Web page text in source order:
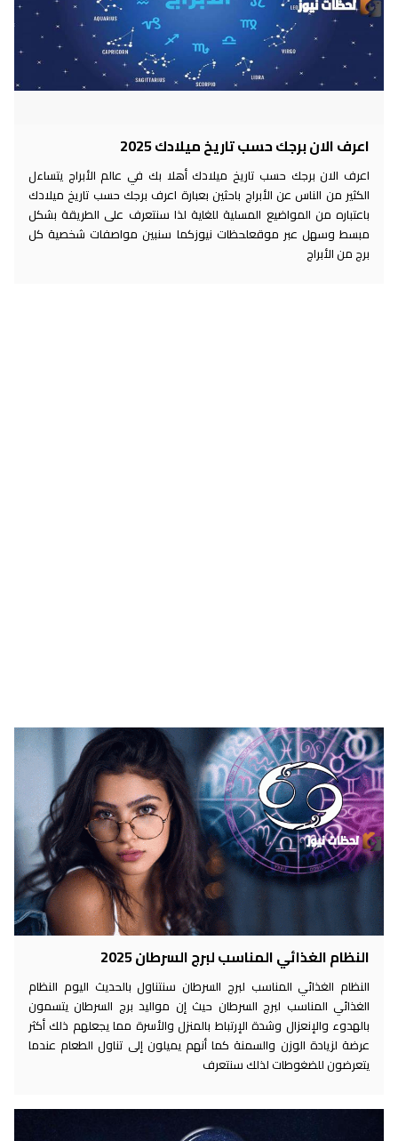
اعرف الان برجك حسب تاريخ ميلادك 2025
اعرف الان برجك حسب تاريخ ميلادك أهلا بك في عالم الأبراج يتساءل
الكثير من الناس عن الأبراج باحثين بعبارة اعرف برجك حسب تاريخ ميلادك
باعتباره من المواضيع المسلية للغاية لذا سنتعرف على الطريقة بشكل
مبسط وسهل عبر موقعلحظات نيوزكما سنبين مواصفات شخصية كل
برج من الأبراج
النظام الغذائي المناسب لبرج السرطان 2025
النظام الغذائي المناسب لبرج السرطان سنتناول بالحديث اليوم النظام
الغذائي المناسب لبرج السرطان حيث إن مواليد برج السرطان يتسمون
بالهدوء والإنعزال وشدة الإرتباط بالمنزل والأسرة مما يجعلهم ذلك أكثر
عرضة لزيادة الوزن والسمنة كما أنهم يميلون إلى تناول الطعام عندما
يتعرضون للضغوطات لذلك سنتعرف